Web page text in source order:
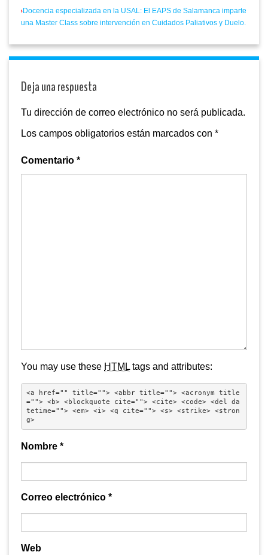
Docencia especializada en la USAL: El EAPS de Salamanca imparte
una Master Class sobre intervención en Cuidados Paliativos y Duelo.
Deja una respuesta
Tu dirección de correo electrónico no será publicada.
Los campos obligatorios están marcados con *
Comentario *
You may use these HTMLtags and attributes:
<a href="" title=""> <abbr title=""> <acronym title
=""> <b> <blockquote cite=""> <cite> <code> <del da
tetime=""> <em> <i> <q cite=""> <s> <strike> <stron
g>
Nombre *
Correo electrónico *
Web